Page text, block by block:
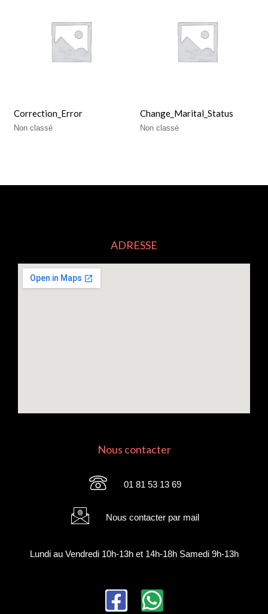
Correction_Error
Non classé
Change_Marital_Status
Non classé
ADRESSE
Nous contacter
01 81 53 13 69
Nous contacter par mail
Lundi au Vendredi 10h-13h et 14h-18h Samedi 9h-13h
F
W